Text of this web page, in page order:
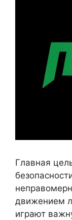
Главная
движением
играют